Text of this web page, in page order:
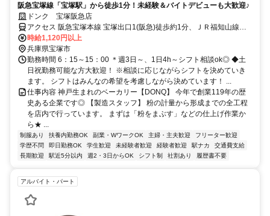
阪急宝塚線「宝塚駅」から徒歩1分！未経験＆バイトデビューも大歓迎♪
ドンク 宝塚阪急店
アクセス 阪急宝塚本線 宝塚出口1(阪急)徒歩約1分、ＪＲ福知山線
〔宝塚線〕 宝塚出口1徒歩約4分
時給1,120円以上
兵庫県宝塚市
勤務時間 6：15～15：00 ＊週3日～、1日4h～シフト相談ok◎ ◆土
日祝勤務可能な方大歓迎！ ※相談に応じながらシフトを決めていき
ます。 シフトはみんなの希望を考慮しながら決めています！ ...
仕事内容 神戸生まれのベーカリー【DONQ】 今年で創業119年の歴
史ある企業です◎ 【製造スタッフ】 粉の計量から形成までの全工程
を店内で行っています。 まずは「粉をまぶす」などの仕上げ作業か
ら★ ...
制服あり 扶養内勤務OK 副業・WワークOK 主婦・主夫歓迎
フリーター歓迎
学歴不問
即日勤務OK 学生歓迎 未経験者歓迎 経験者歓迎 駅ナカ
交通費支給
長期歓迎
駅近5分以内 週2・3日からOK シフト制 社割あり 履歴書不要
アルバイト・パート